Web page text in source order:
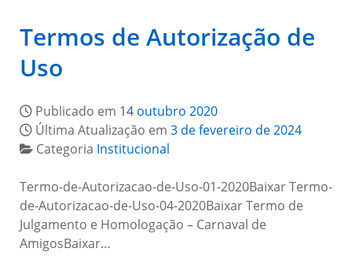
Termos de Autorização de
Uso
Publicado em 14 outubro 2020
Última Atualização em 3 de fevereiro de 2024
Categoria Institucional
Termo-de-Autorizacao-de-Uso-01-2020Baixar Termo-
de-Autorizacao-de-Uso-04-2020Baixar Termo de
Julgamento e Homologação – Carnaval de
AmigosBaixar…